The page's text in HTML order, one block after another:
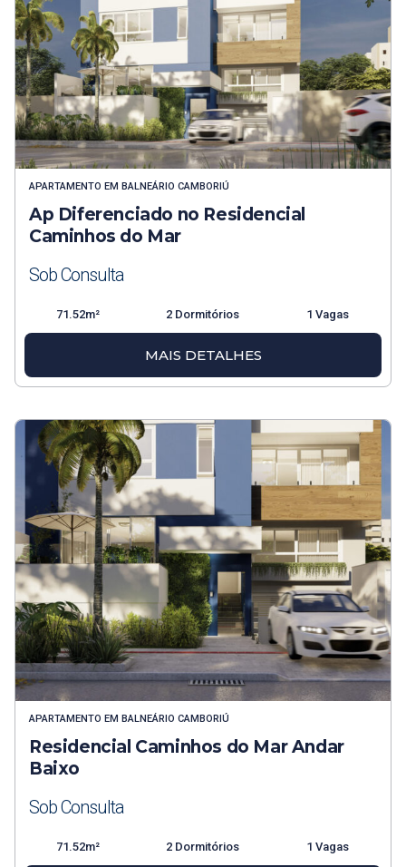
APARTAMENTO EM BALNEÁRIO CAMBORIÚ
Ap Diferenciado no Residencial
Caminhos do Mar
Sob Consulta
71.52m² 2 Dormitórios 1 Vagas
MAIS DETALHES
APARTAMENTO EM BALNEÁRIO CAMBORIÚ
Residencial Caminhos do Mar Andar
Baixo
Sob Consulta
71.52m² 2 Dormitórios 1 Vagas